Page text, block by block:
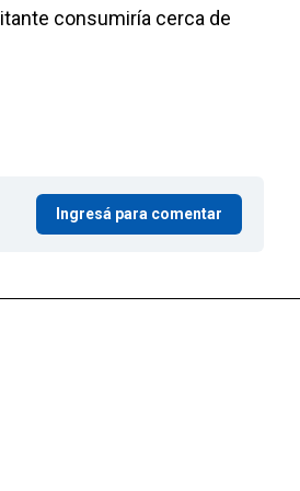
consumiría cerca de
Ingresá para comentar